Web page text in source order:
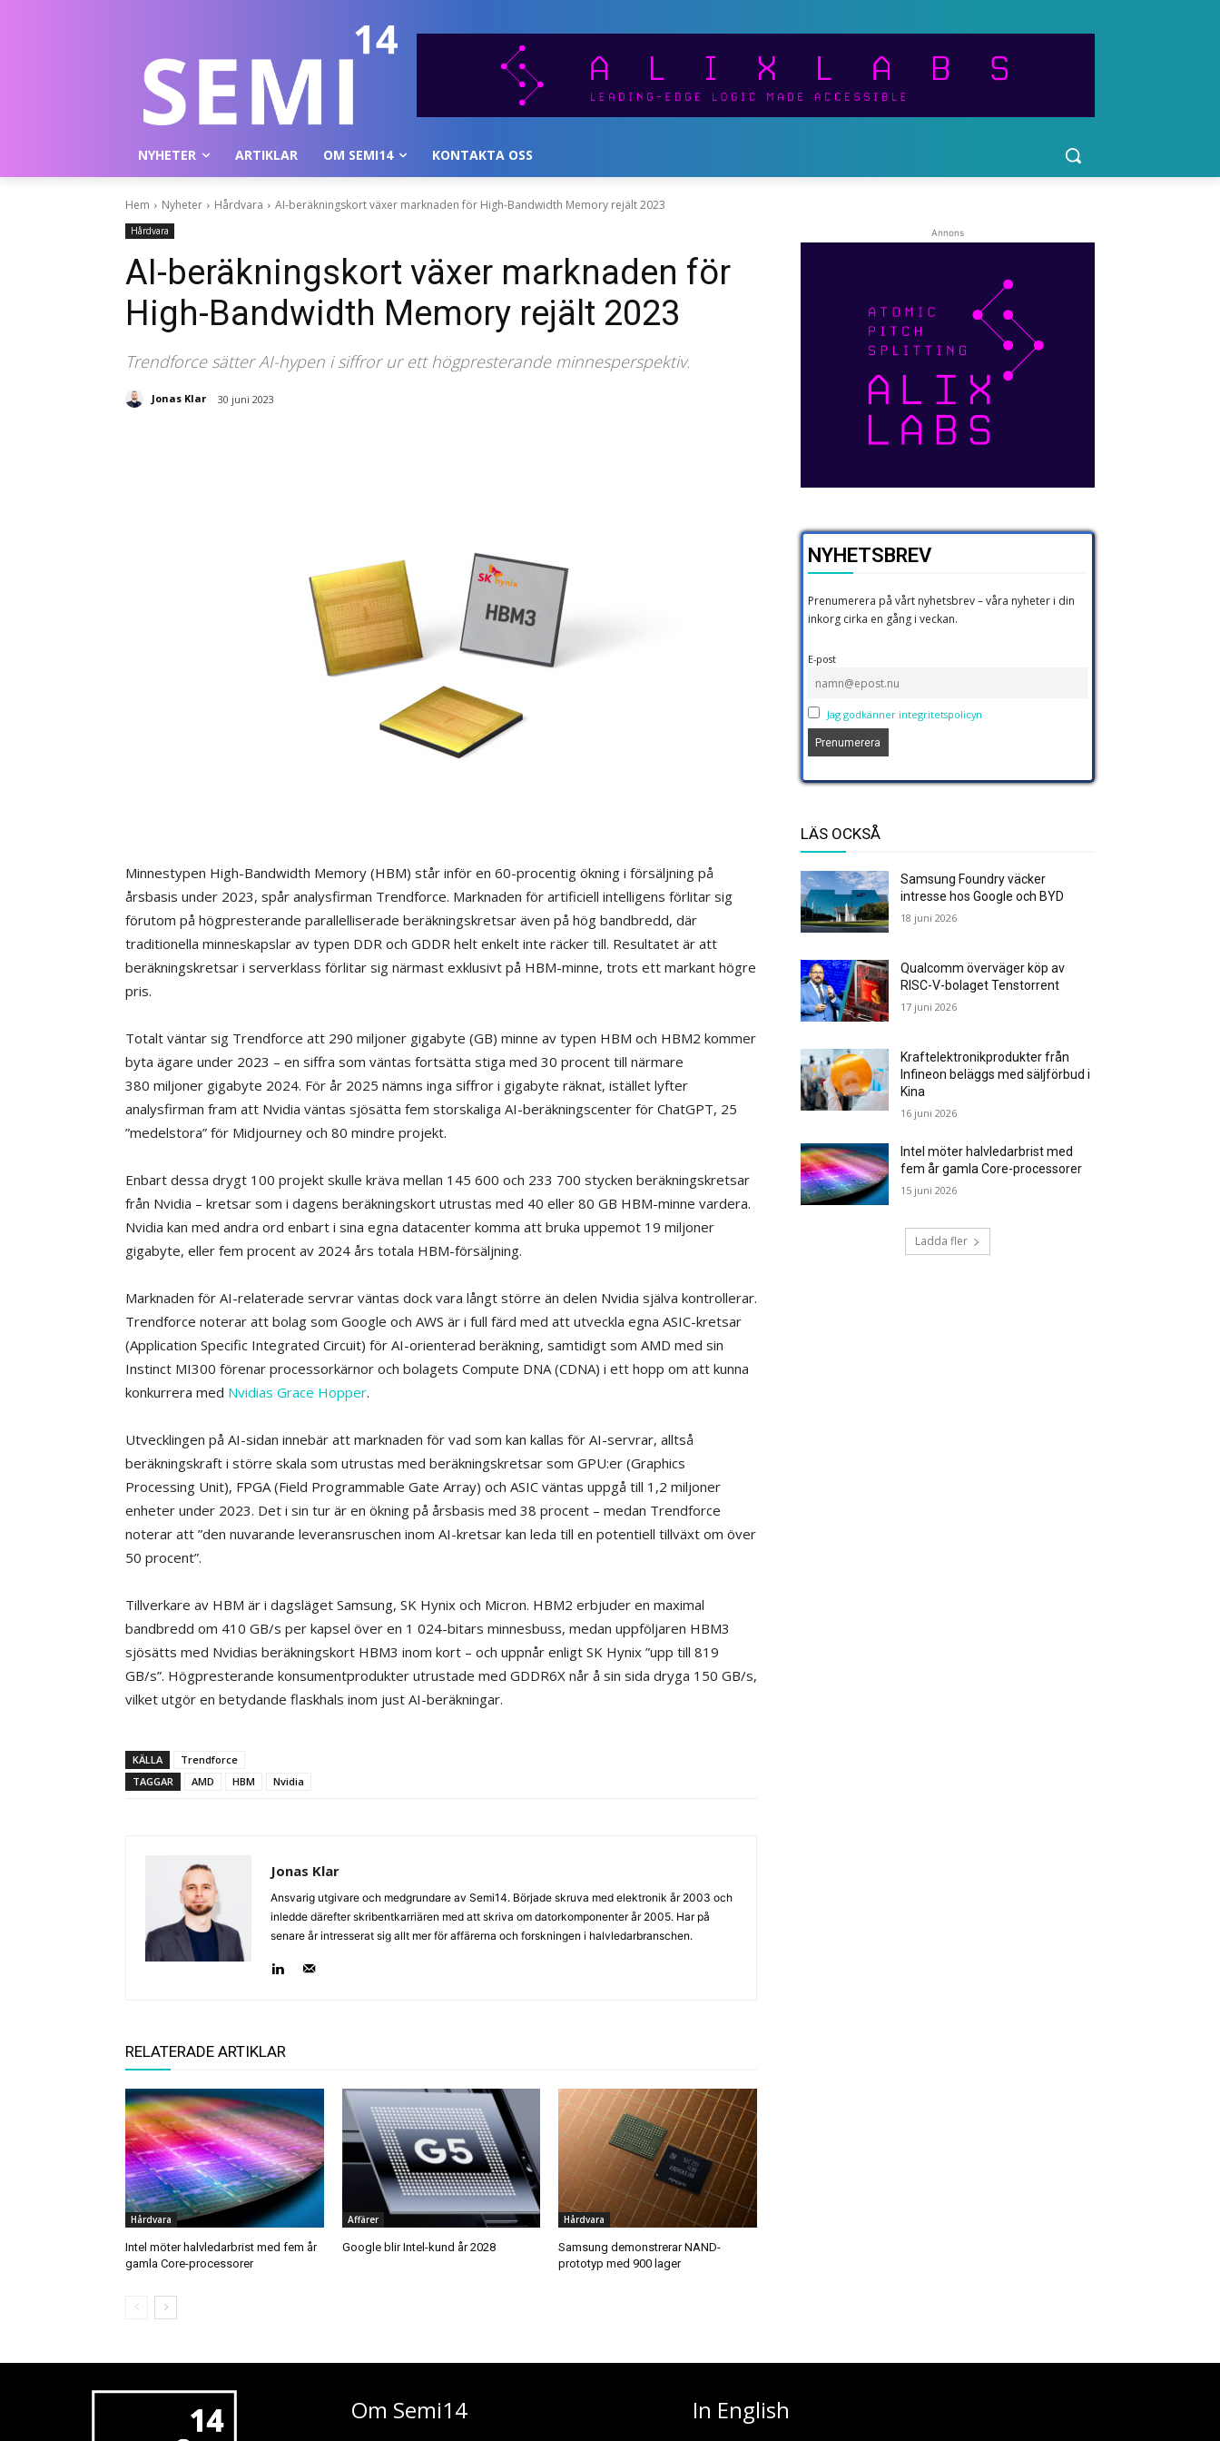
NYHETER ARTIKLAR OM SEMI14 KONTAKTA OSS
Hem Nyheter Hårdvara AI-beräkningskort växer marknaden för High-Bandwidth Memory rejält 2023
Hårdvara
AI-beräkningskort växer marknaden för
High-Bandwidth Memory rejält 2023
Trendforce sätter AI-hypen i siffror ur ett högpresterande minnesperspektiv.
Jonas Klar 30 juni 2023
Minnestypen High-Bandwidth Memory (HBM) står inför en 60-procentig ökning i försäljning på
årsbasis under 2023, spår analysfirman Trendforce. Marknaden för artificiell intelligens förlitar sig
förutom på högpresterande parallelliserade beräkningskretsar även på hög bandbredd, där
traditionella minneskapslar av typen DDR och GDDR helt enkelt inte räcker till. Resultatet är att
beräkningskretsar i serverklass förlitar sig närmast exklusivt på HBM-minne, trots ett markant högre
pris.
Totalt väntar sig Trendforce att 290 miljoner gigabyte (GB) minne av typen HBM och HBM2 kommer
byta ägare under 2023 – en siffra som väntas fortsätta stiga med 30 procent till närmare
380 miljoner gigabyte 2024. För år 2025 nämns inga siffror i gigabyte räknat, istället lyfter
analysfirman fram att Nvidia väntas sjösätta fem storskaliga AI-beräkningscenter för ChatGPT, 25
”medelstora” för Midjourney och 80 mindre projekt.
Enbart dessa drygt 100 projekt skulle kräva mellan 145 600 och 233 700 stycken beräkningskretsar
från Nvidia – kretsar som i dagens beräkningskort utrustas med 40 eller 80 GB HBM-minne vardera.
Nvidia kan med andra ord enbart i sina egna datacenter komma att bruka uppemot 19 miljoner
gigabyte, eller fem procent av 2024 års totala HBM-försäljning.
Marknaden för AI-relaterade servrar väntas dock vara långt större än delen Nvidia själva kontrollerar.
Trendforce noterar att bolag som Google och AWS är i full färd med att utveckla egna ASIC-kretsar
(Application Specific Integrated Circuit) för AI-orienterad beräkning, samtidigt som AMD med sin
Instinct MI300 förenar processorkärnor och bolagets Compute DNA (CDNA) i ett hopp om att kunna
konkurrera med Nvidias Grace Hopper.
Utvecklingen på AI-sidan innebär att marknaden för vad som kan kallas för AI-servrar, alltså
beräkningskraft i större skala som utrustas med beräkningskretsar som GPU:er (Graphics
Processing Unit), FPGA (Field Programmable Gate Array) och ASIC väntas uppgå till 1,2 miljoner
enheter under 2023. Det i sin tur är en ökning på årsbasis med 38 procent – medan Trendforce
noterar att ”den nuvarande leveransruschen inom AI-kretsar kan leda till en potentiell tillväxt om över
50 procent”.
Tillverkare av HBM är i dagsläget Samsung, SK Hynix och Micron. HBM2 erbjuder en maximal
bandbredd om 410 GB/s per kapsel över en 1 024-bitars minnesbuss, medan uppföljaren HBM3
sjösätts med Nvidias beräkningskort HBM3 inom kort – och uppnår enligt SK Hynix ”upp till 819
GB/s”. Högpresterande konsumentprodukter utrustade med GDDR6X når å sin sida dryga 150 GB/s,
vilket utgör en betydande flaskhals inom just AI-beräkningar.
KÄLLA
Trendforce
TAGGAR
AMD HBM Nvidia
Jonas Klar
Ansvarig utgivare och medgrundare av Semi14. Började skruva med elektronik år 2003 och
inledde därefter skribentkarriären med att skriva om datorkomponenter år 2005. Har på
senare år intresserat sig allt mer för affärerna och forskningen i halvledarbranschen.
RELATERADE ARTIKLAR
Hårdvara
Intel möter halvledarbrist med fem år
gamla Core-processorer
Affärer
Google blir Intel-kund år 2028
Hårdvara
Samsung demonstrerar NAND-
prototyp med 900 lager
Annons
NYHETSBREV
Prenumerera på vårt nyhetsbrev – våra nyheter i din
inkorg cirka en gång i veckan.
E-post
Jag godkänner integritetspolicyn
LÄS OCKSÅ
Samsung Foundry väcker
intresse hos Google och BYD
18 juni 2026
Qualcomm överväger köp av
RISC-V-bolaget Tenstorrent
17 juni 2026
Kraftelektronikprodukter från
Infineon beläggs med säljförbud i
Kina
16 juni 2026
Intel möter halvledarbrist med
fem år gamla Core-processorer
15 juni 2026
Ladda fler
Om Semi14 In English